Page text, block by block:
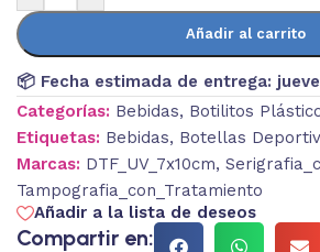
Añadir al carrito
📦 Fecha estimada de entrega:
Categorías: Bebidas, Botilitos
Etiquetas: Bebidas, Botellas
Marcas: DTF_UV_7x10cm,
Tampografia_con_Tratamiento
Añadir a la lista de deseos
Compartir en: